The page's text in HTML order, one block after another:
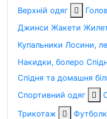
Верхній одяг
Джинси Жакети
Купальники Лосини,
Накидки, болеро
Спідня та домашня
Спортивний одяг
Трикотаж